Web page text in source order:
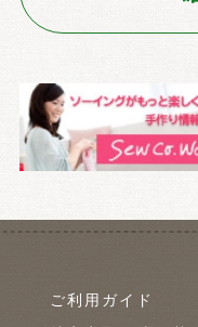
ご利用ガイド